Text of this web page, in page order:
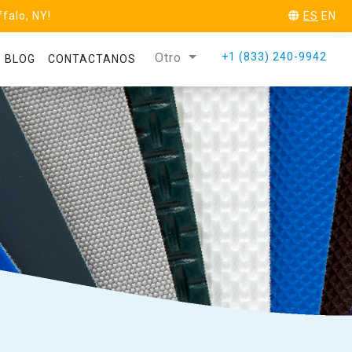
NY! ES EN
BLOG CONTACTANOS Otro +1 (833) 240-9942